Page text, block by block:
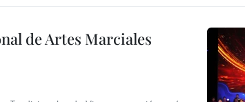
de Artes Marciales